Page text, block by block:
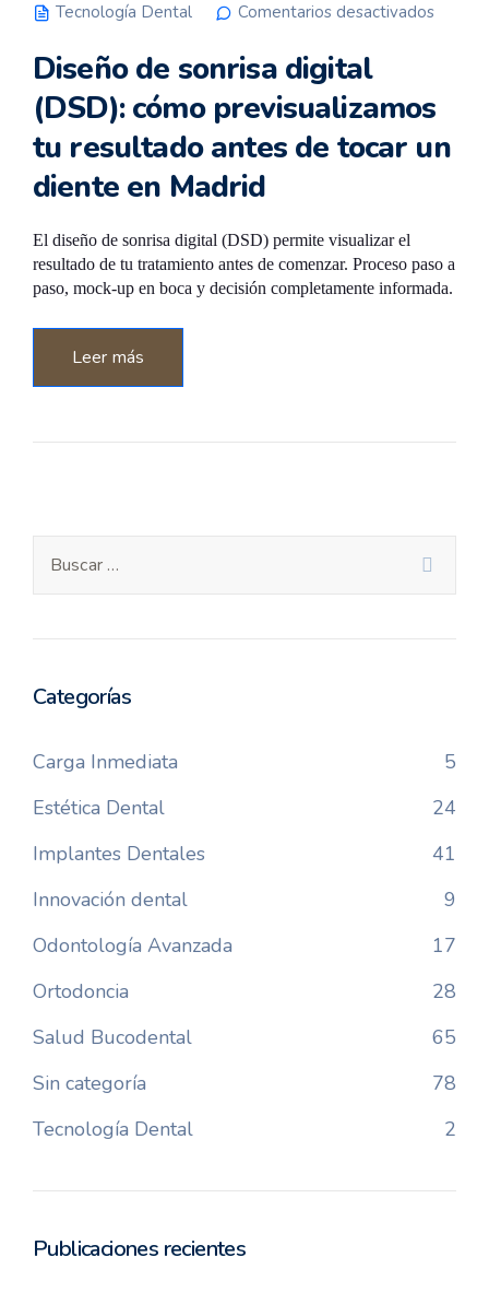
Tecnología Dental
Comentarios desactivados
en Diseño de
previsualizamos
tu resultado
antes de tocar
un diente en
Diseño de sonrisa digital
(DSD): cómo previsualizamos
tu resultado antes de tocar un
diente en Madrid
El diseño de sonrisa digital (DSD) permite visualizar el
resultado de tu tratamiento antes de comenzar. Proceso paso a
paso, mock-up en boca y decisión completamente informada.
Leer más
Categorías
Carga Inmediata
5
Estética Dental
24
Implantes Dentales
41
Innovación dental
9
Odontología Avanzada
17
Ortodoncia
28
Salud Bucodental
65
Sin categoría
78
Tecnología Dental
2
Publicaciones recientes